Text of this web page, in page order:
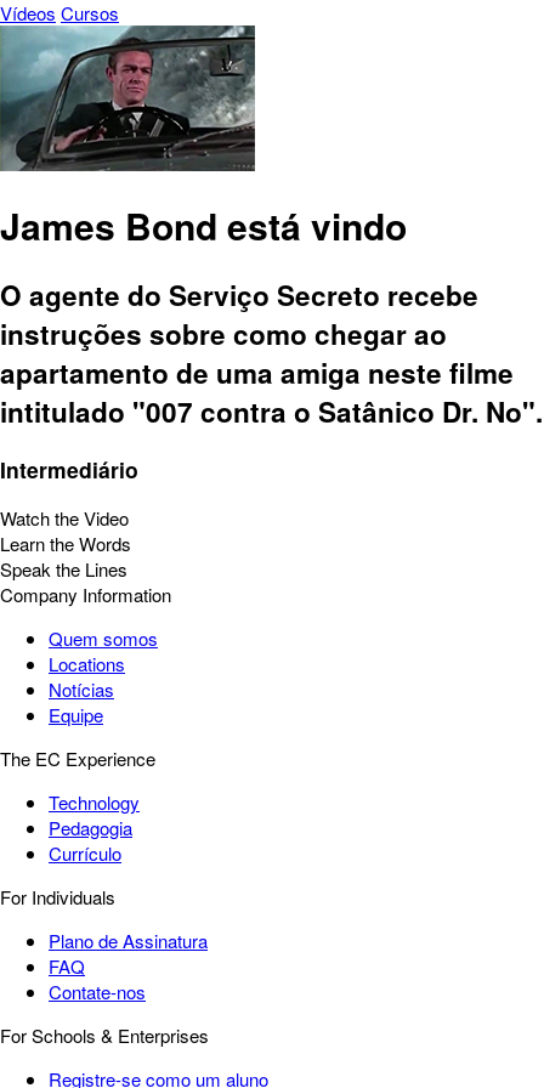
Vídeos Cursos
James Bond está vindo
O agente do Serviço Secreto recebe
instruções sobre como chegar ao
apartamento de uma amiga neste filme
intitulado "007 contra o Satânico Dr. No".
Intermediário
Watch the Video
Learn the Words
Speak the Lines
Company Information
Quem somos
Locations
Notícias
Equipe
The EC Experience
Technology
Pedagogia
Currículo
For Individuals
Plano de Assinatura
FAQ
Contate-nos
For Schools & Enterprises
Registre-se como um aluno